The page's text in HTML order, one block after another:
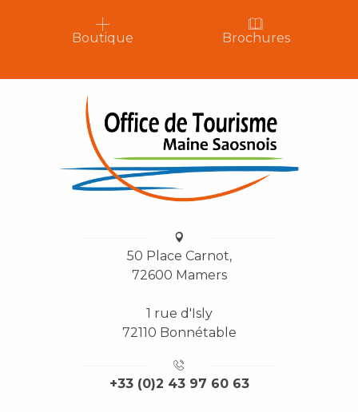
Boutique Brochures
50 Place Carnot,
72600 Mamers
1 rue d'Isly
72110 Bonnétable
+33 (0)2 43 97 60 63